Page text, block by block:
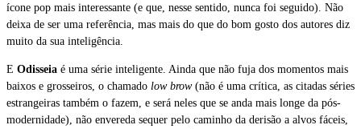
ícone pop mais interessante (e que, nesse sentido, nunca foi seguido). Não
deixa de ser uma referência, mas mais do que do bom gosto dos autores diz
muito da sua inteligência.
E Odisseia é uma série inteligente. Ainda que não fuja dos momentos mais
baixos e grosseiros, o chamado low brow(não é uma crítica, as citadas séries
estrangeiras também o fazem, e será neles que se anda mais longe da pós-
modernidade), não envereda sequer pelo caminho da derisão a alvos fáceis,